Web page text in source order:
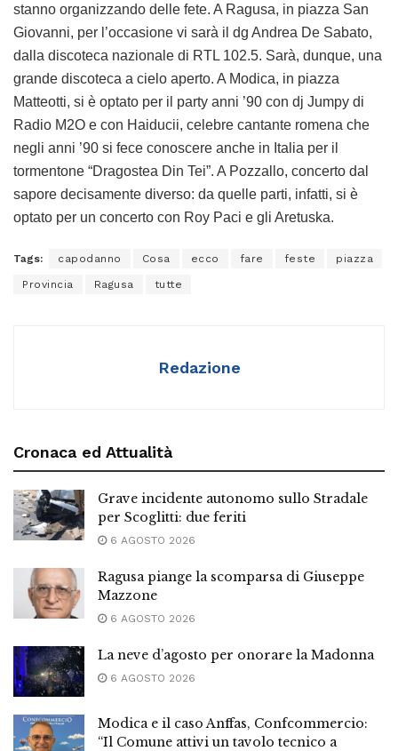
stanno organizzando delle fete. A Ragusa, in piazza San
Giovanni, per l’occasione vi sarà il dg Andrea De Sabato,
dalla discoteca nazionale di RTL 102.5. Sarà, dunque, una
grande discoteca a cielo aperto. A Modica, in piazza
Matteotti, si è optato per il party anni ’90 con dj Jumpy di
Radio M2O e con Haiducii, celebre cantante romena che
negli anni ’90 si fece conoscere anche in Italia per il
tormentone “Dragostea Din Tei”. A Pozzallo, concerto dal
sapore decisamente diverso: da quelle parti, infatti, si è
optato per un concerto con Roy Paci e gli Aretuska.
Tags: capodanno Cosa ecco fare feste piazza
Provincia Ragusa tutte
Redazione
Cronaca ed Attualità
Grave incidente autonomo sullo Stradale
per Scoglitti: due feriti
6 AGOSTO 2026
Ragusa piange la scomparsa di Giuseppe
Mazzone
6 AGOSTO 2026
La neve d’agosto per onorare la Madonna
6 AGOSTO 2026
Modica e il caso Anffas, Confcommercio:
“Il Comune attivi un tavolo tecnico a